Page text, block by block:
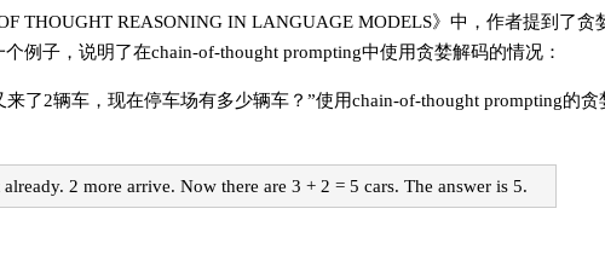
THOUGHT REASONING IN LANGUAGE MODELS》中，作者提到了贪
例子，说明了在chain-of-thought prompting中使用贪婪解码的情况：
了2辆车，现在停车场有多少辆车？”使用chain-of-thought prompting的
2 more arrive. Now there are 3 + 2 = 5 cars. The answer is 5.